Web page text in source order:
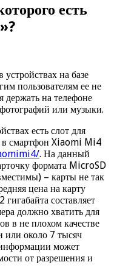
есть
на базе
пользователям ее не
держать на телефоне
или музыки.
есть слот для
в смартфон Xiaomi Mi4
. На данный
формата MicroSD
– карты не так
цена на карту
составляет
должно хватить для
в не плохом качестве
или около 7 тысяч
может
от разрешения и